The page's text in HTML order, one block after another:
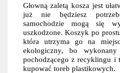
Głowną zaletą kosza jest
już nie będziesz
samochodzie mogą się
uszkodzone. Koszyk po
która utrzyma go na
ekologiczny, bo
pochodzącego z recyklingu i
kupować toreb plastikowych.